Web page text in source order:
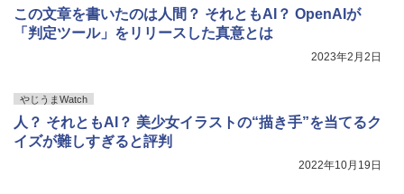
この文章を書いたのは人間？ それともAI？ OpenAIが
「判定ツール」をリリースした真意とは
2023年2月2日
やじうまWatch
人？ それともAI？ 美少女イラストの“描き手”を当てるク
イズが難しすぎると評判
2022年10月19日